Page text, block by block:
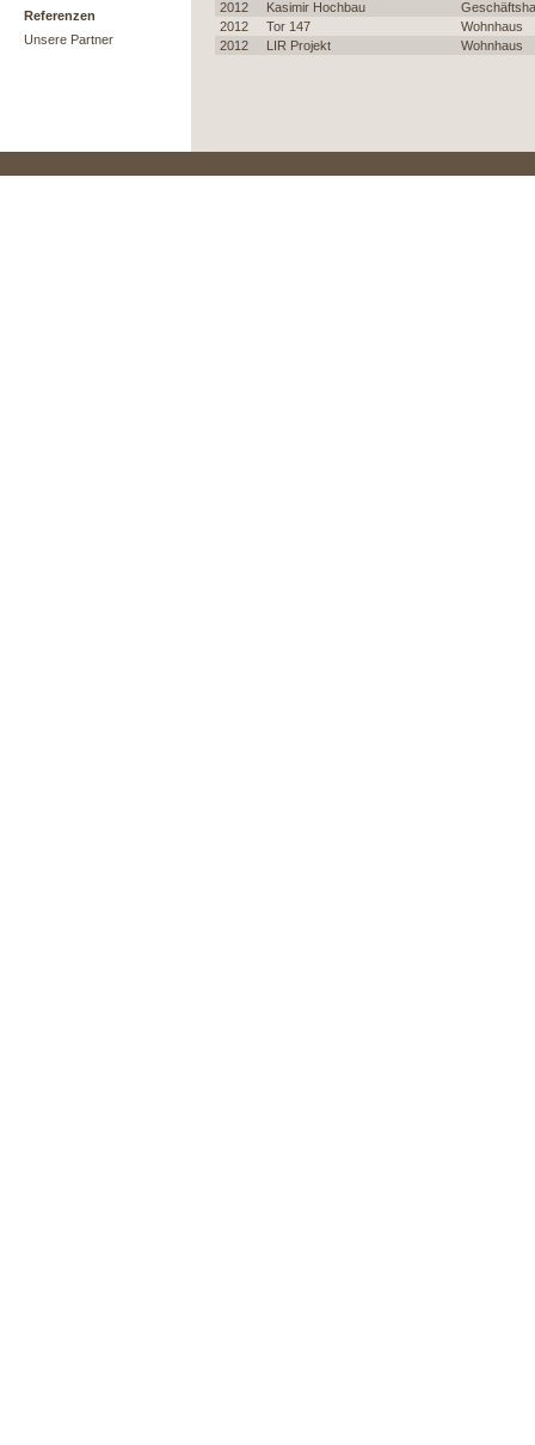
Referenzen
Unsere Partner
2012
Kasimir Hochbau
2012
Tor 147
Wohnhaus
2012
LIR Projekt Wohnhaus